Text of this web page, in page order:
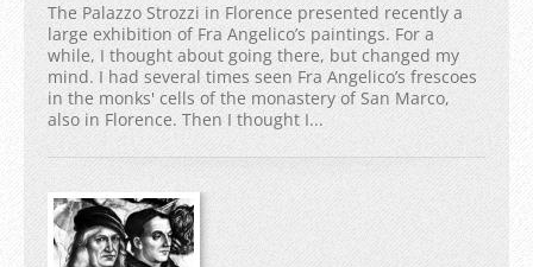
The Palazzo Strozzi in Florence presented recently a
large exhibition of Fra Angelico’s paintings. For a
while, I thought about going there, but changed my
mind. I had several times seen Fra Angelico’s frescoes
in the monks' cells of the monastery of San Marco,
also in Florence. Then I thought I...